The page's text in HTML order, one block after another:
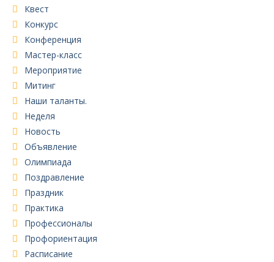
Квест
Конкурс
Конференция
Мастер-класс
Мероприятие
Митинг
Наши таланты.
Неделя
Новость
Объявление
Олимпиада
Поздравление
Праздник
Практика
Профессионалы
Профориентация
Расписание